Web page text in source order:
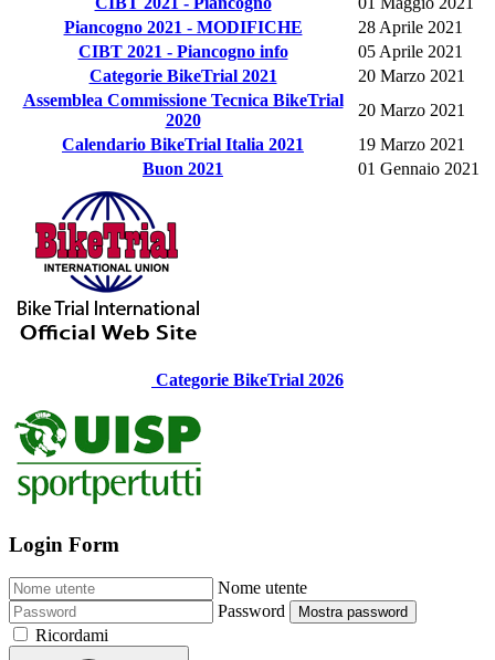
Piancogno 2021 - MODIFICHE
28 Aprile 2021
CIBT 2021 - Piancogno info
05 Aprile 2021
Categorie BikeTrial 2021
20 Marzo 2021
Assemblea Commissione Tecnica BikeTrial
2020
20 Marzo 2021
Calendario BikeTrial Italia 2021
19 Marzo 2021
Buon 2021
01 Gennaio 2021
Categorie BikeTrial 2026
Login Form
Nome utente
Password
Mostra password
Ricordami